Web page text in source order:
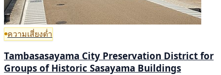
ความเสี่ยงต่ำ
Tambasasayama City Preservation District for
Groups of Historic Sasayama Buildings